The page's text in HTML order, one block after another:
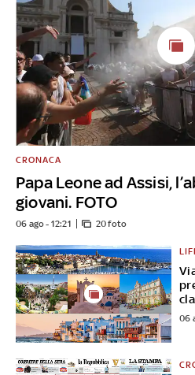
Papa Leone ad Assisi,
giovani. FOTO
CRONACA
06 ago - 12:21 20 foto
06